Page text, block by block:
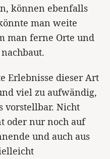
können ebenfalls
man weite
man ferne Orte und
Erlebnisse dieser Art
viel zu aufwändig,
vorstellbar. Nicht
oder nur noch auf
und auch aus